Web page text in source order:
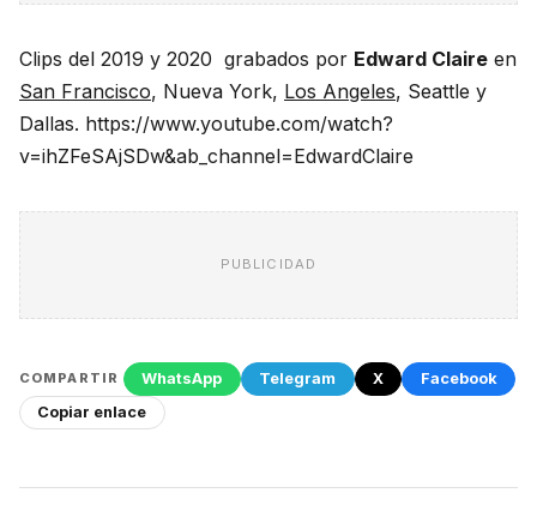
Clips del 2019 y 2020 grabados por Edward Claire en
San Francisco, Nueva York, Los Angeles, Seattle y
Dallas. https://www.youtube.com/watch?
v=ihZFeSAjSDw&ab_channel=EdwardClaire
PUBLICIDAD
COMPARTIR WhatsApp Telegram X
Facebook
Copiar enlace